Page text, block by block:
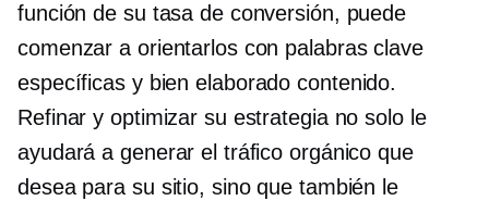
función de su tasa de conversión, puede
comenzar a orientarlos con palabras clave
específicas y bien elaborado contenido.
Refinar y optimizar su estrategia no solo le
ayudará a generar el tráfico orgánico que
desea para su sitio, sino que también le